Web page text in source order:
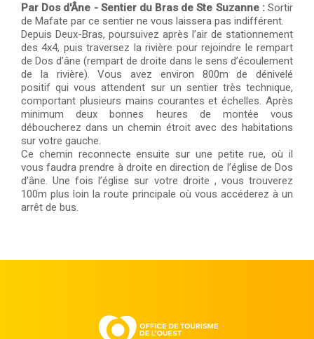
Par Dos d'Âne - Sentier du Bras de Ste Suzanne : Sortir
de Mafate par ce sentier ne vous laissera pas indifférent.
Depuis Deux-Bras, poursuivez après l’air de stationnement
des 4x4, puis traversez la rivière pour rejoindre le rempart
de Dos d’âne (rempart de droite dans le sens d’écoulement
de la rivière). Vous avez environ 800m de dénivelé
positif qui vous attendent sur un sentier très technique,
comportant plusieurs mains courantes et échelles. Après
minimum deux bonnes heures de montée vous
déboucherez dans un chemin étroit avec des habitations
sur votre gauche.
Ce chemin reconnecte ensuite sur une petite rue, où il
vous faudra prendre à droite en direction de l’église de Dos
d’âne. Une fois l’église sur votre droite , vous trouverez
100m plus loin la route principale où vous accéderez à un
arrêt de bus.